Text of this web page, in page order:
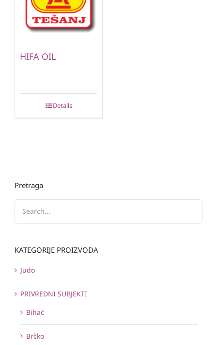
HIFA OIL
Details
Pretraga
KATEGORIJE PROIZVODA
Judo
PRIVREDNI SUBJEKTI
Bihać
Brčko